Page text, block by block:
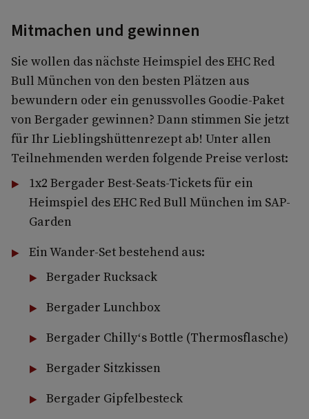
Mitmachen und gewinnen
Sie wollen das nächste Heimspiel des EHC Red
Bull München von den besten Plätzen aus
bewundern oder ein genussvolles Goodie-Paket
von Bergader gewinnen? Dann stimmen Sie jetzt
für Ihr Lieblingshüttenrezept ab! Unter allen
Teilnehmenden werden folgende Preise verlost:
1x2 Bergader Best-Seats-Tickets für ein
Heimspiel des EHC Red Bull München im SAP-
Garden
Ein Wander-Set bestehend aus:
Bergader Rucksack
Bergader Lunchbox
Bergader Chilly‘s Bottle (Thermosflasche)
Bergader Sitzkissen
Bergader Gipfelbesteck